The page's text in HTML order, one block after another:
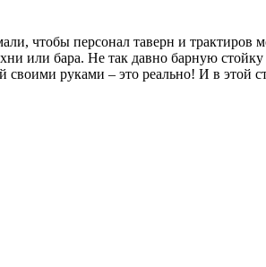
персонал таверн и трактиров
или бара. Не так давно барную
руками – это реально! И в этой